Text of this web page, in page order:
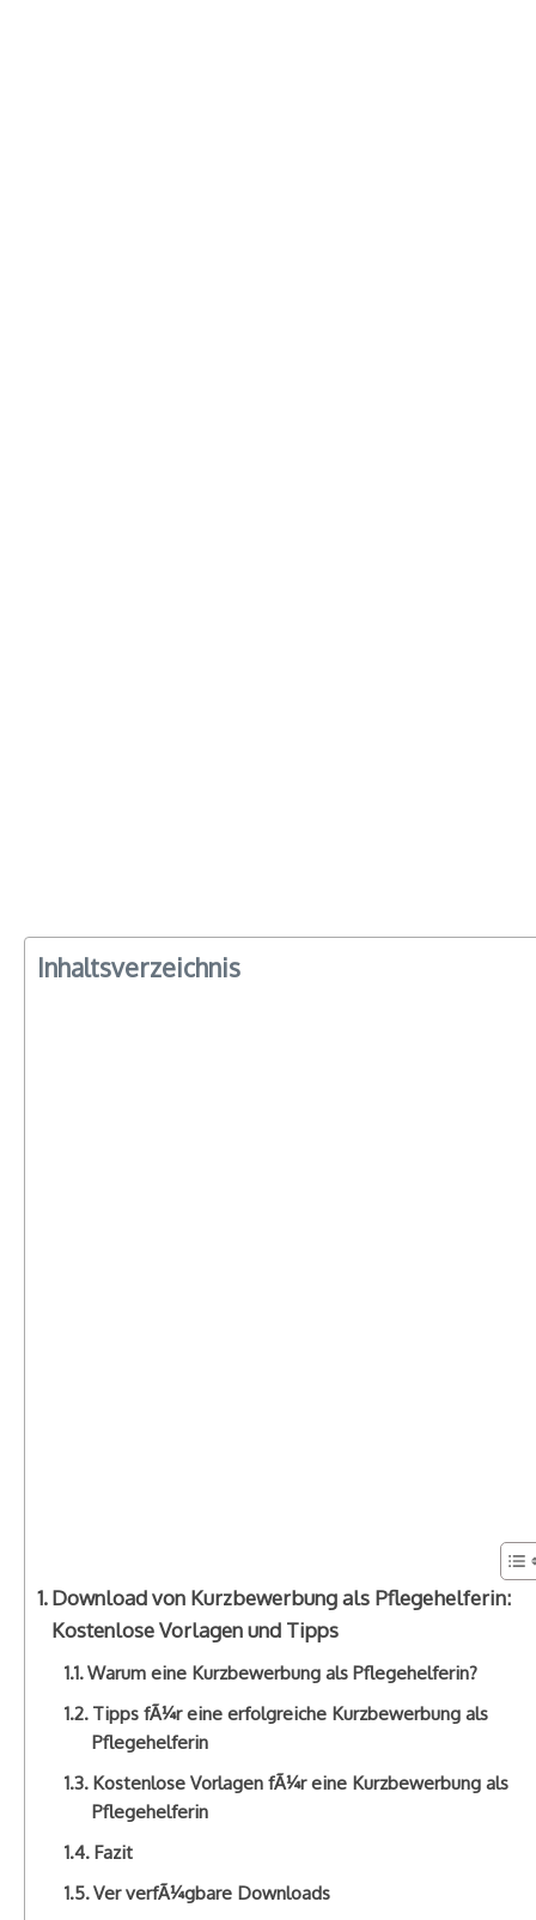
Inhaltsverzeichnis
Download von Kurzbewerbung als Pflegehelferin:
Kostenlose Vorlagen und Tipps
Warum eine Kurzbewerbung als Pflegehelferin?
Tipps fÃ¼r eine erfolgreiche Kurzbewerbung als
Pflegehelferin
Kostenlose Vorlagen fÃ¼r eine Kurzbewerbung als
Pflegehelferin
Fazit
Ver verfÃ¼gbare Downloads